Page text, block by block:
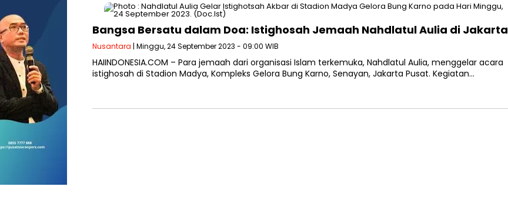
Bangsa Bersatu dalam Doa: Istighosah Jemaah Nahdlatul Aulia di Jakarta
Nusantara | Minggu, 24 September 2023 - 09:00 WIB
HAIINDONESIA.COM – Para jemaah dari organisasi Islam terkemuka, Nahdlatul Aulia, menggelar acara
istighosah di Stadion Madya, Kompleks Gelora Bung Karno, Senayan, Jakarta Pusat. Kegiatan…